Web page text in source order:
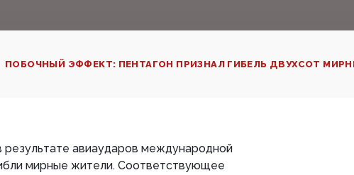
ПОБОЧНЫЙ ЭФФЕКТ: ПЕНТАГОН ПРИЗНАЛ ГИБЕЛЬ ДВУХСОТ
результате авиаударов международной
мирные жители. Соответствующее